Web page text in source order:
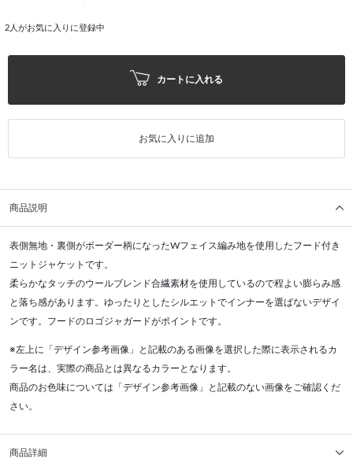
2 人がお気に入りに登録中
カートに入れる
お気に入りに追加
商品説明
表側無地・裏側がボーダー柄になったWフェイス編み地を使用したフード付き
ニットジャケットです。
柔らかなタッチのウールブレンド合繊素材を使用しているので程よい膨らみ感
と落ち感があります。ゆったりとしたシルエットでインナーを選ばないデザイ
ンです。フードのロゴジャガードがポイントです。
※左上に「デザイン参考画像」と記載のある画像を選択した際に表示されるカ
ラー名は、実際の商品とは異なるカラーとなります。
商品のお色味については「デザイン参考画像」と記載のない画像をご確認くだ
さい。
商品詳細